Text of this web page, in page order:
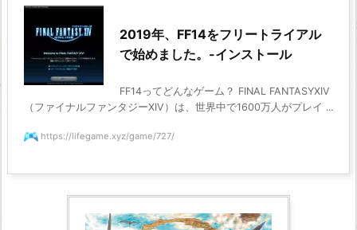
2019年、FF14をフリートライアル
で始めました。-インストール
FF14ってどんなゲーム？ FINAL FANTASYXIV
（ファイナルファンタジーXIV）は、世界中で1600万人がプレイ ...
https://lifegame.xyz/game/727/